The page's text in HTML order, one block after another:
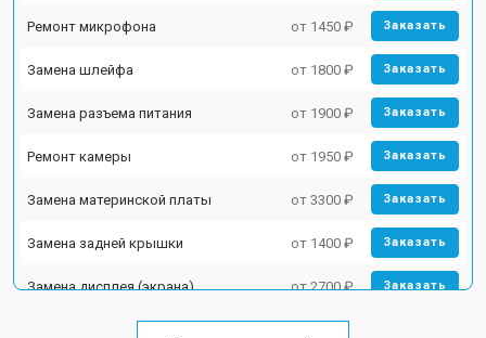
Ремонт микрофона от 1450 ₽ Заказать
Замена шлейфа от 1800 ₽ Заказать
Замена разъема питания от 1900 ₽ Заказать
Ремонт камеры от 1950 ₽ Заказать
Замена материнской платы от 3300 ₽ Заказать
Замена задней крышки от 1400 ₽ Заказать
Замена дисплея (экрана) от 2700 ₽ Заказать